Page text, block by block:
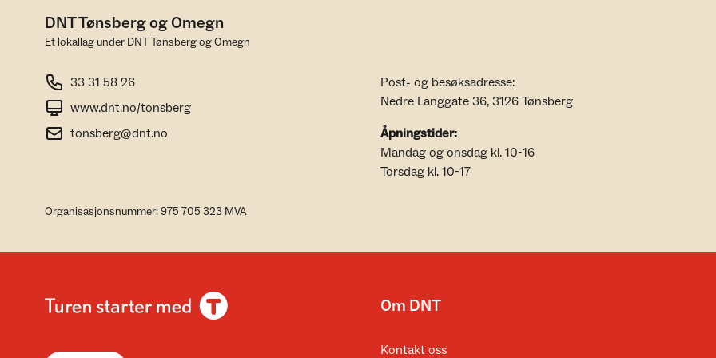
DNT Tønsberg og Omegn
Et lokallag under DNT Tønsberg og Omegn
33 31 58 26
www.dnt.no/tonsberg
tonsberg@dnt.no
Post- og besøksadresse:
Nedre Langgate 36, 3126 Tønsberg
Åpningstider:
Mandag og onsdag kl. 10-16
Torsdag kl. 10-17
Organisasjonsnummer: 975 705 323 MVA
Om DNT
Kontakt oss